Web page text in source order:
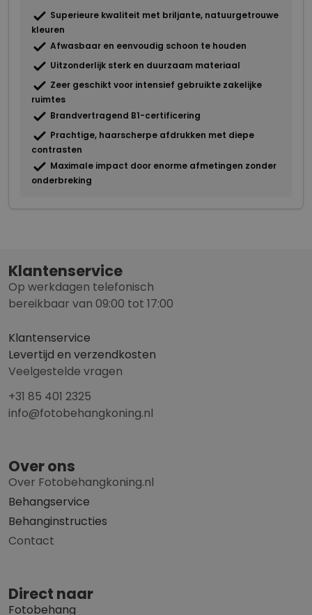
Superieure kwaliteit met briljante, natuurgetrouwe
kleuren
Afwasbaar en eenvoudig schoon te houden
Uitzonderlijk sterk en duurzaam materiaal
Zeer geschikt voor intensief gebruikte zakelijke
ruimtes
Brandvertragend B1-certificering
Prachtige, haarscherpe afdrukken met diepe
contrasten
Maximale impact door enorme afmetingen zonder
onderbreking
Klantenservice
Op werkdagen telefonisch
bereikbaar van 09:00 tot 17:00
Klantenservice
Levertijd en verzendkosten
Veelgestelde vragen
+31 85 401 2325
info@fotobehangkoning.nl
Over ons
Over Fotobehangkoning.nl
Behangservice
Behanginstructies
Contact
Direct naar
Fotobehang